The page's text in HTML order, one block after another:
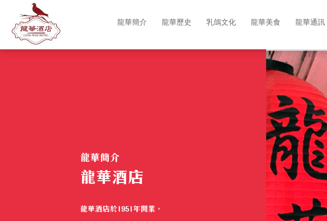
龍華簡介 龍華歷史 乳鴿文化 龍華美食 龍華通訊
龍華簡介
龍華酒店
龍華酒店於1951年開業。
咖啡工作坊